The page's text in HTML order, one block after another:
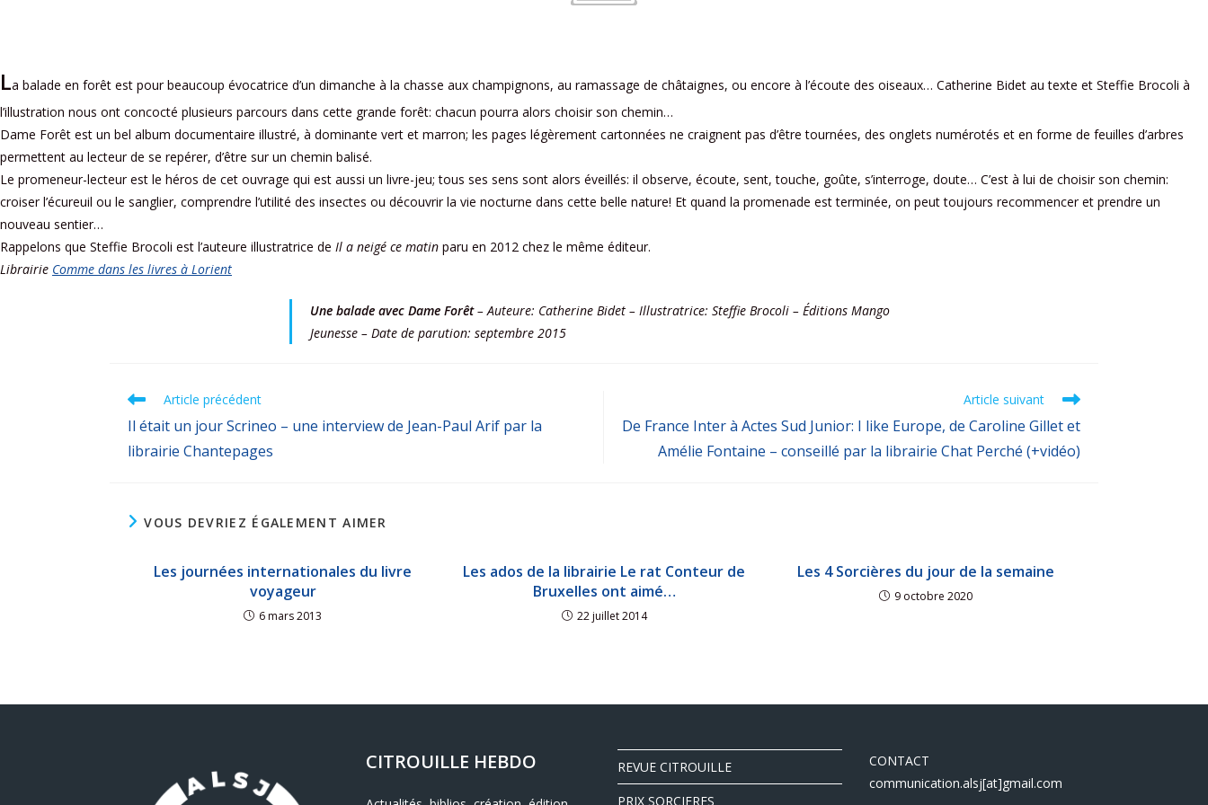
La balade en forêt est pour beaucoup évocatrice d’un dimanche à la chasse aux champignons, au ramassage de châtaignes, ou encore à l’écoute des oiseaux… Catherine Bidet au texte et Steffie Brocoli à
l’illustration nous ont concocté plusieurs parcours dans cette grande forêt: chacun pourra alors choisir son chemin…
Dame Forêt est un bel album documentaire illustré, à dominante vert et marron; les pages légèrement cartonnées ne craignent pas d’être tournées, des onglets numérotés et en forme de feuilles d’arbres
permettent au lecteur de se repérer, d’être sur un chemin balisé.
Le promeneur-lecteur est le héros de cet ouvrage qui est aussi un livre-jeu; tous ses sens sont alors éveillés: il observe, écoute, sent, touche, goûte, s’interroge, doute… C’est à lui de choisir son chemin:
croiser l’écureuil ou le sanglier, comprendre l’utilité des insectes ou découvrir la vie nocturne dans cette belle nature! Et quand la promenade est terminée, on peut toujours recommencer et prendre un
nouveau sentier…
Rappelons que Steffie Brocoli est l’auteure illustratrice de Il a neigé ce matin paru en 2012 chez le même éditeur.
Librairie Comme dans les livres à Lorient
Une balade avec Dame Forêt– Auteure: Catherine Bidet – Illustratrice: Steffie Brocoli – Éditions Mango
Jeunesse – Date de parution: septembre 2015
Article précédent
Il était un jour Scrineo – une interview de Jean-Paul Arif par la
librairie Chantepages
Article suivant
De France Inter à Actes Sud Junior: I like Europe, de Caroline Gillet et
Amélie Fontaine – conseillé par la librairie Chat Perché (+vidéo)
VOUS DEVRIEZ ÉGALEMENT AIMER
Les journées internationales du livre
voyageur
6 mars 2013
Les ados de la librairie Le rat Conteur de
Bruxelles ont aimé…
22 juillet 2014
Les 4 Sorcières du jour de la semaine
9 octobre 2020
CITROUILLE HEBDO
REVUE CITROUILLE
PRIX SORCIERES
CONTACT
communication.alsj[at]gmail.com